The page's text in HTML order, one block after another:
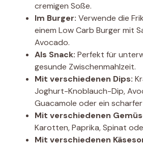
cremigen Soße.
Im Burger: Verwende die
einem Low Carb Burger mit
Avocado.
Als Snack: Perfekt für
gesunde Zwischenmahlzeit.
Mit verschiedenen Dips:
Joghurt-Knoblauch-Dip,
Guacamole oder ein
Mit verschiedenen
Karotten, Paprika, Spinat
Mit verschiedenen